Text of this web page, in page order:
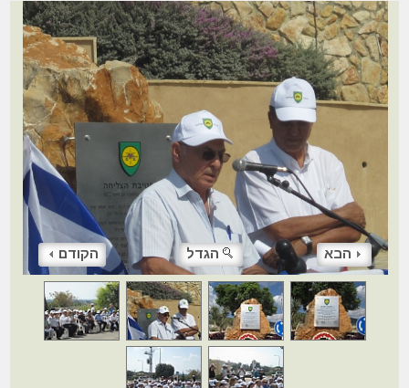
הקודם הגדל הבא